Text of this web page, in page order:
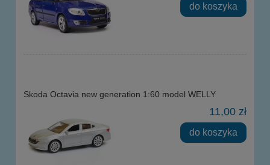
do koszyka
Skoda Octavia new generation 1:60 model WELLY
11,00 zł
do koszyka